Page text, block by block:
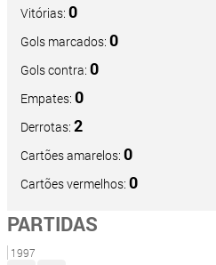
Vitórias: 0
Gols marcados: 0
Gols contra: 0
Empates: 0
Derrotas: 2
Cartões amarelos: 0
Cartões vermelhos: 0
PARTIDAS
1997